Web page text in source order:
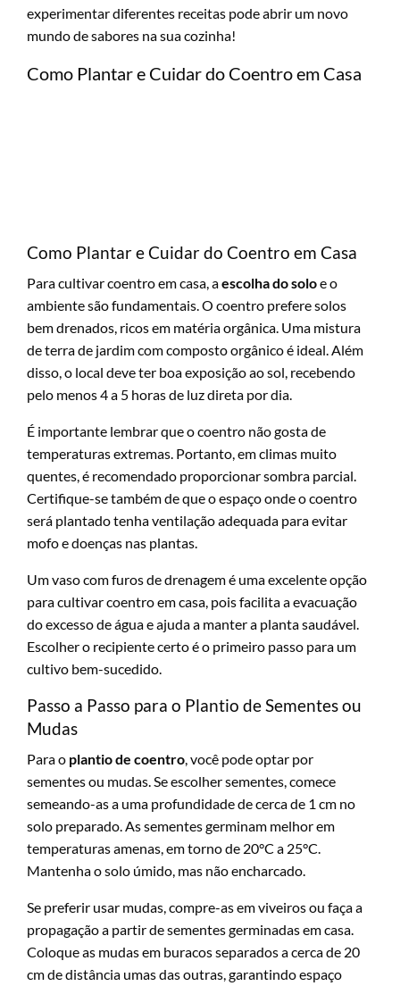
experimentar diferentes receitas pode abrir um novo
mundo de sabores na sua cozinha!
Como Plantar e Cuidar do Coentro em Casa
Como Plantar e Cuidar do Coentro em Casa
Para cultivar coentro em casa, aescolha do soloe o
ambiente são fundamentais. O coentro prefere solos
bem drenados, ricos em matéria orgânica. Uma mistura
de terra de jardim com composto orgânico é ideal. Além
disso, o local deve ter boa exposição ao sol, recebendo
pelo menos 4 a 5 horas de luz direta por dia.
É importante lembrar que o coentro não gosta de
temperaturas extremas. Portanto, em climas muito
quentes, é recomendado proporcionar sombra parcial.
Certifique-se também de que o espaço onde o coentro
será plantado tenha ventilação adequada para evitar
mofo e doenças nas plantas.
Um vaso com furos de drenagem é uma excelente opção
para cultivar coentro em casa, pois facilita a evacuação
do excesso de água e ajuda a manter a planta saudável.
Escolher o recipiente certo é o primeiro passo para um
cultivo bem-sucedido.
Passo a Passo para o Plantio de Sementes ou
Mudas
Para o plantio de coentro , você pode optar por
sementes ou mudas. Se escolher sementes, comece
semeando-as a uma profundidade de cerca de 1 cm no
solo preparado. As sementes germinam melhor em
temperaturas amenas, em torno de 20°C a 25°C.
Mantenha o solo úmido, mas não encharcado.
Se preferir usar mudas, compre-as em viveiros ou faça a
propagação a partir de sementes germinadas em casa.
Coloque as mudas em buracos separados a cerca de 20
cm de distância umas das outras, garantindo espaço